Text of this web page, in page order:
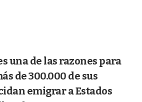
una de las razones para
de 300.000 de sus
emigrar a Estados